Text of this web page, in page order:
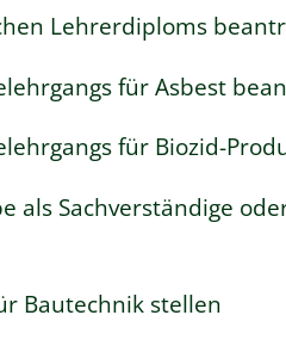
Lehrerdiploms
für Asbest
für Biozid-
als Sachverständige
Bautechnik stellen